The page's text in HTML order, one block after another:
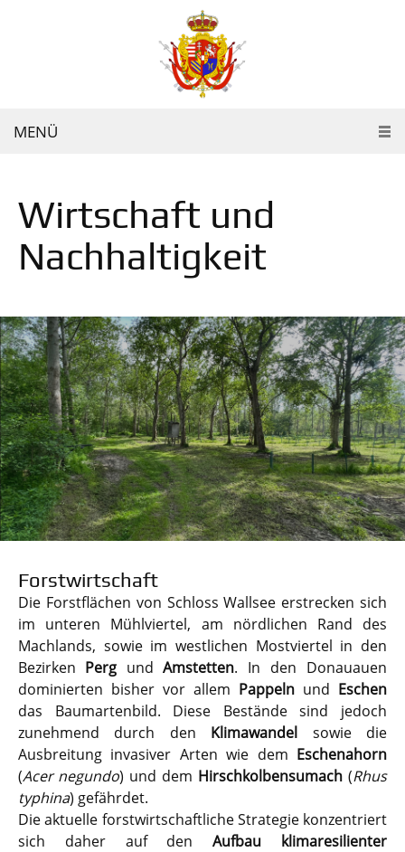
MENÜ
Wirtschaft und
Nachhaltigkeit
Forstwirtschaft
Die Forstflächen von Schloss Wallsee erstrecken sich
im unteren Mühlviertel, am nördlichen Rand des
Machlands, sowie im westlichen Mostviertel in den
Bezirken Perg und Amstetten. In den Donauauen
dominierten bisher vor allem Pappeln und Eschen
das Baumartenbild. Diese Bestände sind jedoch
zunehmend durch den Klimawandel sowie die
Ausbreitung invasiver Arten wie dem Eschenahorn
(Acer negundo) und dem Hirschkolbensumach (Rhus
typhina) gefährdet.
Die aktuelle forstwirtschaftliche Strategie konzentriert
sich daher auf den Aufbau klimaresilienter